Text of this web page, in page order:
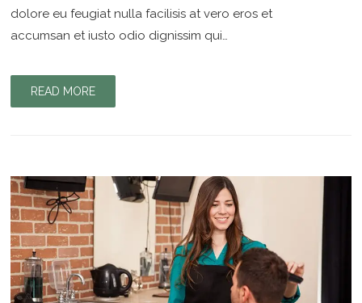
dolore eu feugiat nulla facilisis at vero eros et
accumsan et iusto odio dignissim qui…
READ MORE